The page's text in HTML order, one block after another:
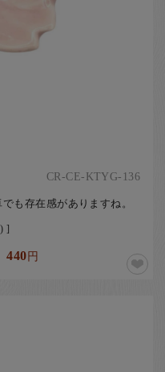
CR-CE-KTYG-136
も存在感がありますね。
]
440円